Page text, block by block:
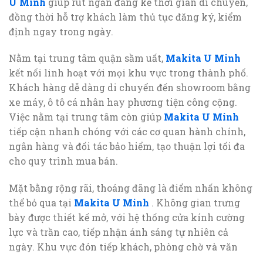
đồng thời hỗ trợ khách làm thủ tục đăng ký, kiểm
định ngay trong ngày.
Nằm tại trung tâm quận sầm uất, Makita U Minh
kết nối linh hoạt với mọi khu vực trong thành phố.
Khách hàng dễ dàng di chuyển đến showroom bằng
xe máy, ô tô cá nhân hay phương tiện công cộng.
Việc nằm tại trung tâm còn giúp Makita U Minh
tiếp cận nhanh chóng với các cơ quan hành chính,
ngân hàng và đối tác bảo hiểm, tạo thuận lợi tối đa
cho quy trình mua bán.
Mặt bằng rộng rãi, thoáng đãng là điểm nhấn không
thể bỏ qua tại Makita U Minh . Không gian trưng
bày được thiết kế mở, với hệ thống cửa kính cường
lực và trần cao, tiếp nhận ánh sáng tự nhiên cả
ngày. Khu vực đón tiếp khách, phòng chờ và văn